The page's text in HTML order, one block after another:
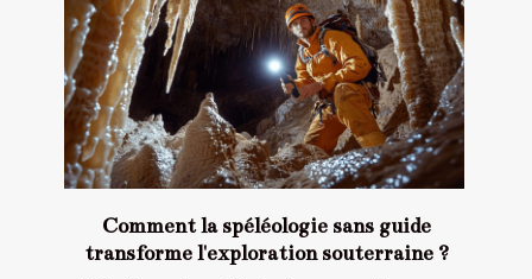
Comment la spéléologie sans guide
transforme l'exploration souterraine ?